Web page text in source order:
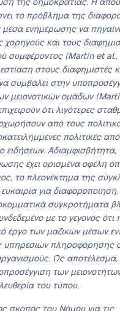
της δημοκρατίας. Η
το πρόβλημα της
ενημέρωσης να
και τους
συμφέροντος (Martin et al.,
στους διαφημιστές
συμβάλει στην
μειονοτικών ομάδων
ότι λιγότερες
από τους
πολιτικές
ειδήσεων.
έχει ορισμένα οφέλη
το πλεονέκτημα της
ευκαιρία για
συγκροτήματα
με το γεγονός
έργο των μαζικών μέσων
υπηρεσιών πληροφόρησης
Ως αποτέλεσμα,
των
του τύπου.
σκοπός του Νόμου για τις